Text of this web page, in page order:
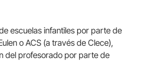
escuelas infantiles por parte de
o ACS (a través de Clece),
del profesorado por parte de